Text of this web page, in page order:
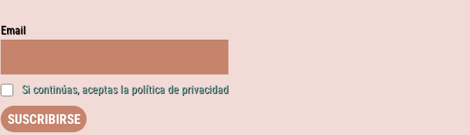
Email
Si continúas, aceptas la política de privacidad